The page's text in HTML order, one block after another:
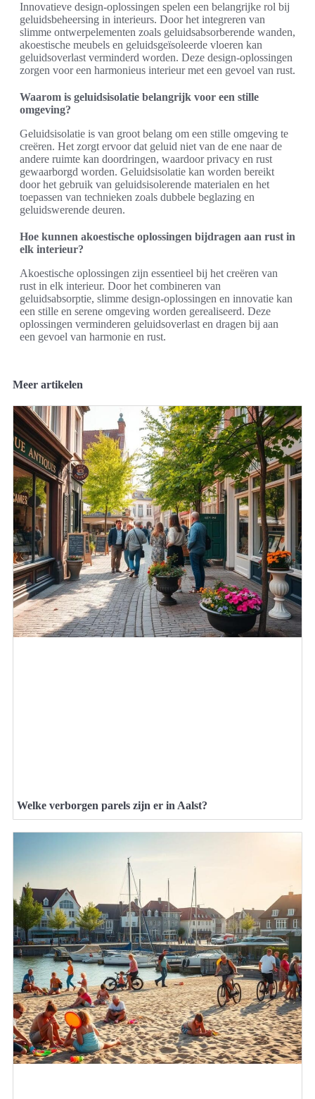
Innovatieve design-oplossingen spelen een belangrijke rol bij
geluidsbeheersing in interieurs. Door het integreren van
slimme ontwerpelementen zoals geluidsabsorberende wanden,
akoestische meubels en geluidsgeïsoleerde vloeren kan
geluidsoverlast verminderd worden. Deze design-oplossingen
zorgen voor een harmonieus interieur met een gevoel van rust.
Waarom is geluidsisolatie belangrijk voor een stille
omgeving?
Geluidsisolatie is van groot belang om een stille omgeving te
creëren. Het zorgt ervoor dat geluid niet van de ene naar de
andere ruimte kan doordringen, waardoor privacy en rust
gewaarborgd worden. Geluidsisolatie kan worden bereikt
door het gebruik van geluidsisolerende materialen en het
toepassen van technieken zoals dubbele beglazing en
geluidswerende deuren.
Hoe kunnen akoestische oplossingen bijdragen aan rust in
elk interieur?
Akoestische oplossingen zijn essentieel bij het creëren van
rust in elk interieur. Door het combineren van
geluidsabsorptie, slimme design-oplossingen en innovatie kan
een stille en serene omgeving worden gerealiseerd. Deze
oplossingen verminderen geluidsoverlast en dragen bij aan
een gevoel van harmonie en rust.
Meer artikelen
Welke verborgen parels zijn er in Aalst?